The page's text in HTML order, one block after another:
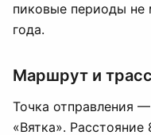
пиковые периоды
года.
Маршрут и
Точка отправления
«Вятка».